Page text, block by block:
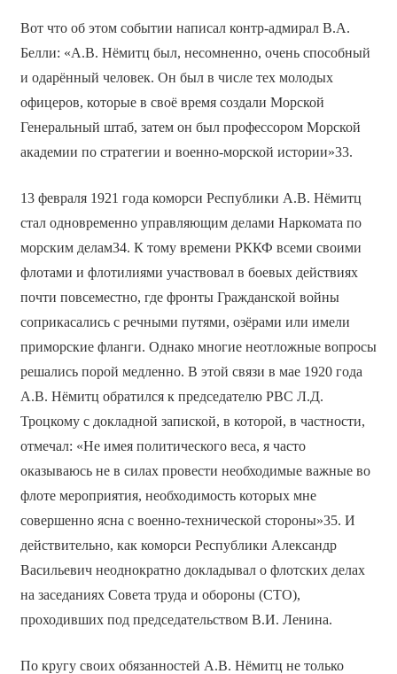
Вот что об этом событии написал контр-адмирал В.А.
Белли: «А.В. Нёмитц был, несомненно, очень способный
и одарённый человек. Он был в числе тех молодых
офицеров, которые в своё время создали Морской
Генеральный штаб, затем он был профессором Морской
академии по стратегии и военно-морской истории»33.
13 февраля 1921 года коморси Республики А.В. Нёмитц
стал одновременно управляющим делами Наркомата по
морским делам34. К тому времени РККФ всеми своими
флотами и флотилиями участвовал в боевых действиях
почти повсеместно, где фронты Гражданской войны
соприкасались с речными путями, озёрами или имели
приморские фланги. Однако многие неотложные вопросы
решались порой медленно. В этой связи в мае 1920 года
А.В. Нёмитц обратился к председателю РВС Л.Д.
Троцкому с докладной запиской, в которой, в частности,
отмечал: «Не имея политического веса, я часто
оказываюсь не в силах провести необходимые важные во
флоте мероприятия, необходимость которых мне
совершенно ясна с военно-технической стороны»35. И
действительно, как коморси Республики Александр
Васильевич неоднократно докладывал о флотских делах
на заседаниях Совета труда и обороны (СТО),
проходивших под председательством В.И. Ленина.
По кругу своих обязанностей А.В. Нёмитц не только